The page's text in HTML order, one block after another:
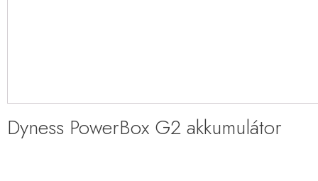
Dyness PowerBox G2 akkumulátor